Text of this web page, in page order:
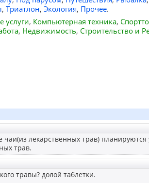
, Триатлон, Экология, Прочее.
услуги, Компьютерная техника,
, Недвижимость, Строительство и
лекарственных трав)
трав.
травы? долой таблетки.